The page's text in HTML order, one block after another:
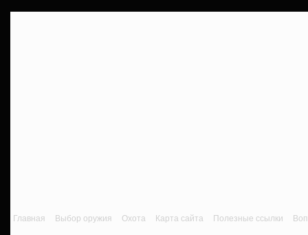
Главная Выбор оружия Охота Карта сайта Полезные ссылки